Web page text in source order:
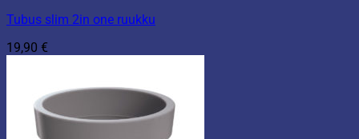
Tubus slim 2in one ruukku
19,90 €